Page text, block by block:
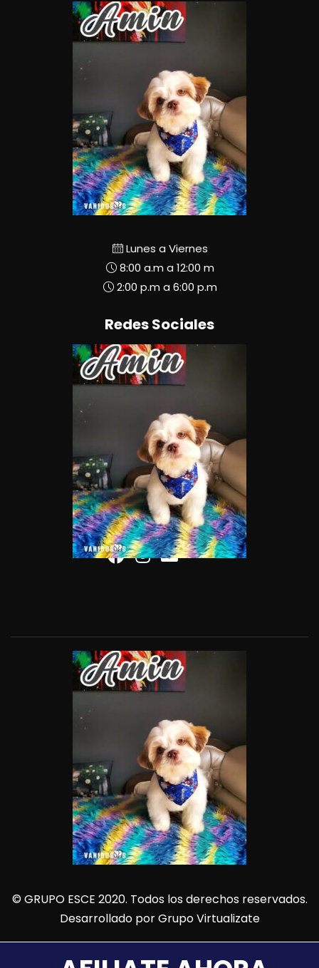
Lunes a Viernes
8:00 a.m a 12:00 m
2:00 p.m a 6:00 p.m
Redes Sociales
© GRUPO ESCE 2020. Todos los derechos reservados.
Desarrollado porGrupo Virtualizate